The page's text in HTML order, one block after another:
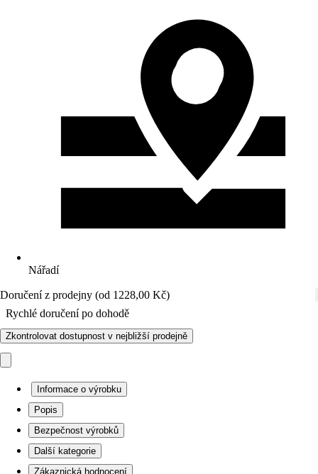
Nářadí
Doručení z prodejny (od 1228,00 Kč)
Rychlé doručení po dohodě
Zkontrolovat dostupnost v nejbližší prodejně
Informace o výrobku
Popis
Bezpečnost výrobků
Další kategorie
Zákaznická hodnocení